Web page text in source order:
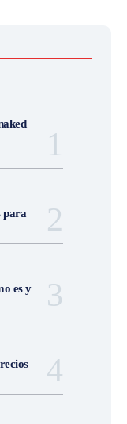
para
es y